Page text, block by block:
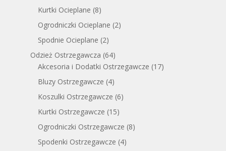
Kurtki Ocieplane (8)
Ogrodniczki Ocieplane (2)
Spodnie Ocieplane (2)
Odzież Ostrzegawcza (64)
Akcesoria i Dodatki Ostrzegawcze (17)
Bluzy Ostrzegawcze (4)
Koszulki Ostrzegawcze (6)
Kurtki Ostrzegawcze (15)
Ogrodniczki Ostrzegawcze (8)
Spodenki Ostrzegawcze (4)